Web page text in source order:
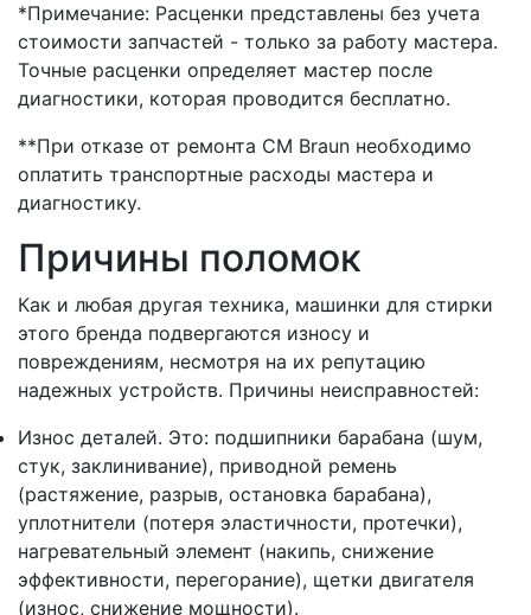
*Примечание: Расценки представлены без учета
стоимости запчастей - только за работу мастера.
Точные расценки определяет мастер после
диагностики, которая проводится бесплатно.
**При отказе от ремонта СМ Braun необходимо
оплатить транспортные расходы мастера и
диагностику.
Причины поломок
Как и любая другая техника, машинки для стирки
этого бренда подвергаются износу и
повреждениям, несмотря на их репутацию
надежных устройств. Причины неисправностей:
Износ деталей. Это: подшипники барабана (шум,
стук, заклинивание), приводной ремень
(растяжение, разрыв, остановка барабана),
уплотнители (потеря эластичности, протечки),
нагревательный элемент (накипь, снижение
эффективности, перегорание), щетки двигателя
(износ, снижение мощности).